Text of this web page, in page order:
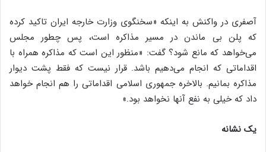
آصفری در واکنش به اینکه «سخنگوی وزارت خارجه ایران تاکید کرده
که پلن بی‌ ماندن در مسیر مذاکره است، پس چطور مجلس
می‌خواهد که مانع شود؟ گفت: «منظور این است که مذاکره همراه با
اقداماتی که انجام می‌دهیم باشد. قرار نیست که فقط پشت دیوار
مذاکره بمانیم. بالاخره جمهوری اسلامی اقداماتی را هم انجام خواهد
داد که خیلی به نفع آنها نخواهد بود.»
یک نشانه